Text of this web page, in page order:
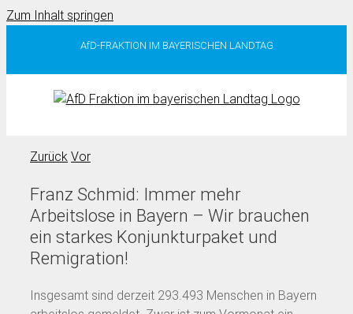
Zum Inhalt springen
AfD-FRAKTION IM BAYERISCHEN LANDTAG
Zurück Vor
Franz Schmid: Immer mehr
Arbeitslose in Bayern – Wir brauchen
ein starkes Konjunkturpaket und
Remigration!
Insgesamt sind derzeit 293.493 Menschen in Bayern